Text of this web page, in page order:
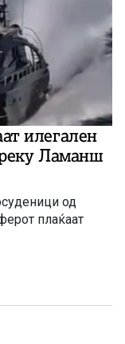
илегален
Ламанш
од
плаќаат